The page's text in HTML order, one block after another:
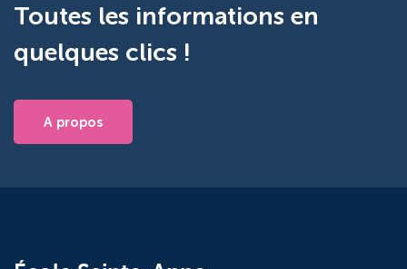
Toutes les informations en
quelques clics !
A propos